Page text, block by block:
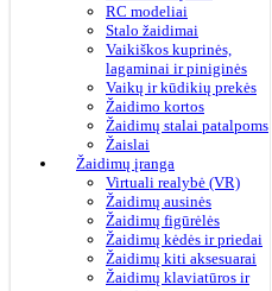
RC modeliai
Stalo žaidimai
Vaikiškos kuprinės,
lagaminai ir piniginės
Vaikų ir kūdikių prekės
Žaidimo kortos
Žaidimų stalai patalpoms
Žaislai
Žaidimų įranga
Virtuali realybė (VR)
Žaidimų ausinės
Žaidimų figūrėlės
Žaidimų kėdės ir priedai
Žaidimų kiti aksesuarai
Žaidimų klaviatūros ir